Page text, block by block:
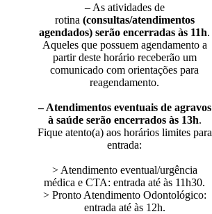
– As atividades de
rotina (consultas/atendimentos
agendados) serão encerradas às 11h.
Aqueles que possuem agendamento a
partir deste horário receberão um
comunicado com orientações para
reagendamento.
– Atendimentos eventuais de agravos
à saúde serão encerrados às 13h.
Fique atento(a) aos horários limites para
entrada:
> Atendimento eventual/urgência
médica e CTA: entrada até às 11h30.
> Pronto Atendimento Odontológico:
entrada até às 12h.